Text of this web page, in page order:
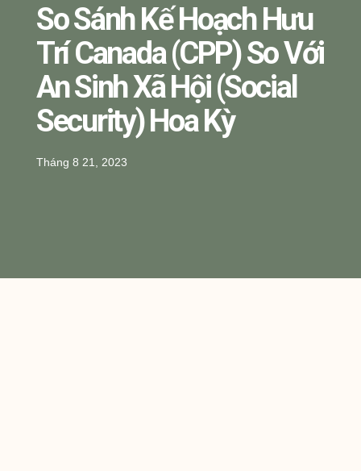
So Sánh Kế Hoạch Hưu
Trí Canada (CPP) So Với
An Sinh Xã Hội (Social
Security) Hoa Kỳ
Tháng 8 21, 2023